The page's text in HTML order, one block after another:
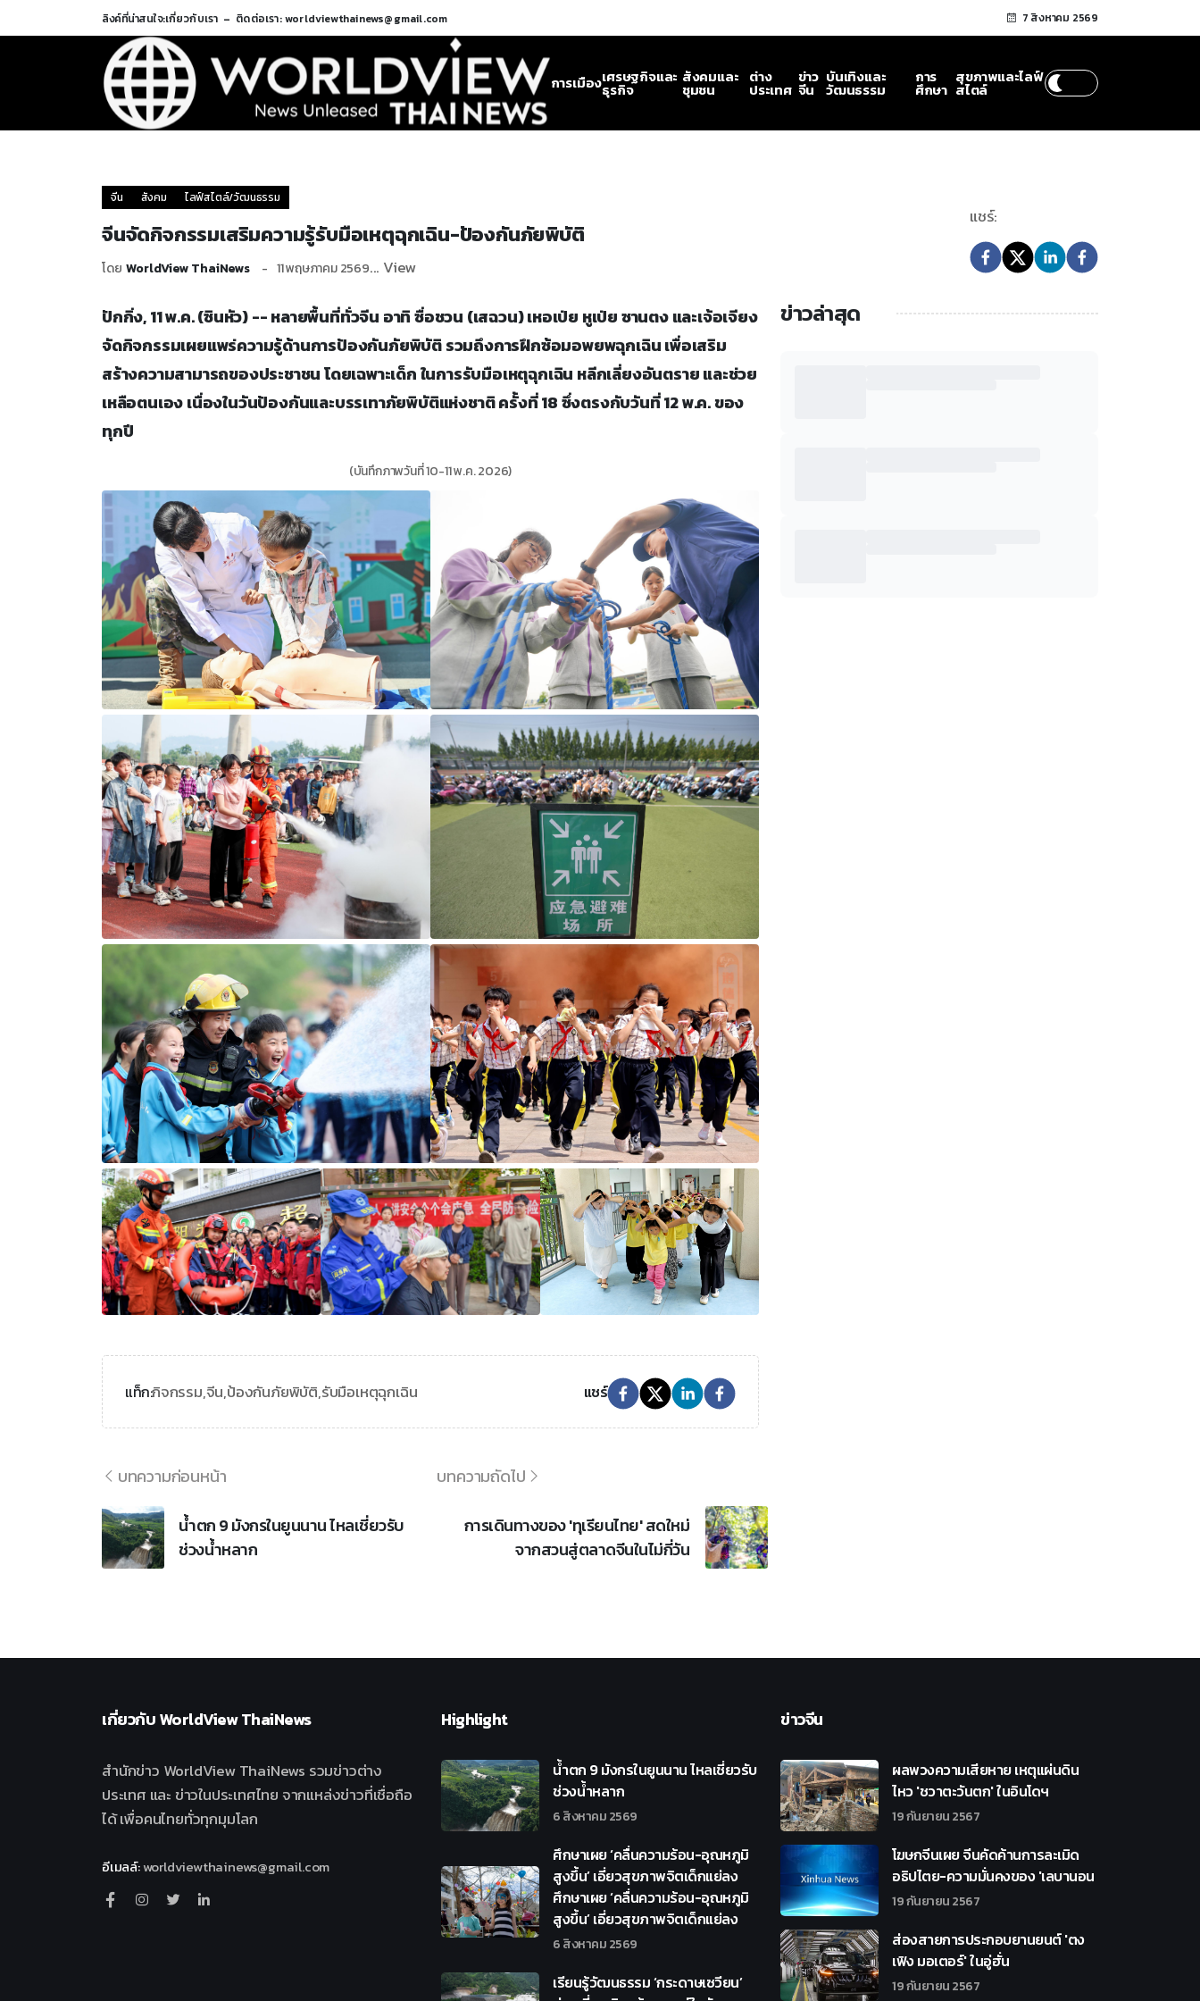
ลิงค์ที่น่าสนใจ:เกี่ยวกับเรา ติดต่อเรา: worldviewthainews@gmail.com 7 สิงหาคม 2569
การเมืองเศรษฐกิจและ
ธุรกิจ
สังคมและ
ชุมชน
ต่าง
ประเทศ
ข่าว
จีน
บันเทิงและ
วัฒนธรรม
การ
ศึกษา
สุขภาพและไลฟ์
สไตล์
จีน สังคม ไลฟ์สไตล์/วัฒนธรรม
จีนจัดกิจกรรมเสริมความรู้รับมือเหตุฉุกเฉิน-ป้องกันภัยพิบัติ
โดย WorldView ThaiNews 11 พฤษภาคม 2569... View
แชร์:
ปักกิ่ง, 11 พ.ค. (ซินหัว) -- หลายพื้นที่ทั่วจีน อาทิ ซื่อชวน (เสฉวน) เหอเป่ย หูเป่ย ซานตง และเจ้อเจียง
จัดกิจกรรมเผยแพร่ความรู้ด้านการป้องกันภัยพิบัติ รวมถึงการฝึกซ้อมอพยพฉุกเฉิน เพื่อเสริม
สร้างความสามารถของประชาชน โดยเฉพาะเด็ก ในการรับมือเหตุฉุกเฉิน หลีกเลี่ยงอันตราย และช่วย
เหลือตนเอง เนื่องในวันป้องกันและบรรเทาภัยพิบัติแห่งชาติ ครั้งที่ 18 ซึ่งตรงกับวันที่ 12 พ.ค. ของ
ทุกปี
(บันทึกภาพวันที่ 10-11 พ.ค. 2026)
แท็ก:กิจกรรม,จีน,ป้องกันภัยพิบัติ,รับมือเหตุฉุกเฉิน แชร์
บทความก่อนหน้า
น้ำตก 9 มังกรในยูนนาน ไหลเชี่ยวรับ
ช่วงน้ำหลาก
บทความถัดไป
การเดินทางของ 'ทุเรียนไทย' สดใหม่
จากสวนสู่ตลาดจีนในไม่กี่วัน
ข่าวล่าสุด
เกี่ยวกับWorldView ThaiNews
สำนักข่าว WorldView ThaiNews รวมข่าวต่าง
ประเทศ และ ข่าวในประเทศไทย จากแหล่งข่าวที่เชื่อถือ
ได้ เพื่อคนไทยทั่วทุกมุมโลก
อีเมลล์:worldviewthainews@gmail.com
Highlight
น้ำตก 9 มังกรในยูนนาน ไหลเชี่ยวรับ
ช่วงน้ำหลาก
6 สิงหาคม 2569
ศึกษาเผย ‘คลื่นความร้อน-อุณหภูมิ
สูงขึ้น’ เอี่ยวสุขภาพจิตเด็กแย่ลง
ศึกษาเผย ‘คลื่นความร้อน-อุณหภูมิ
สูงขึ้น’ เอี่ยวสุขภาพจิตเด็กแย่ลง
6 สิงหาคม 2569
เรียนรู้วัฒนธรรม ‘กระดาษเซวียน’
ข่าวจีน
ผลพวงความเสียหาย เหตุแผ่นดิน
ไหว 'ชวาตะวันตก' ในอินโดฯ
19 กันยายน 2567
โฆษกจีนเผย จีนคัดค้านการละเมิด
อธิปไตย-ความมั่นคงของ 'เลบานอน
19 กันยายน 2567
ส่องสายการประกอบยานยนต์ 'ตง
เฟิง มอเตอร์' ในอู่ฮั่น
19 กันยายน 2567